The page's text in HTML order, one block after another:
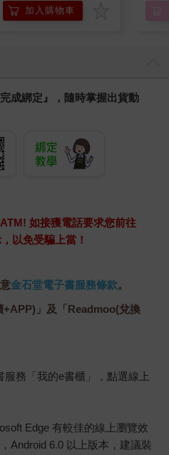
加入購物車
成綁定』，隨時掌握出貨動
如接獲電話要求您前往
以免受騙上當！
金石堂電子書服務條款。
」及「Readmoo(兌換
務「我的e書櫃」，點選線上
Edge 有較佳的線上瀏覽效
Android 6.0 以上版本，建議裝